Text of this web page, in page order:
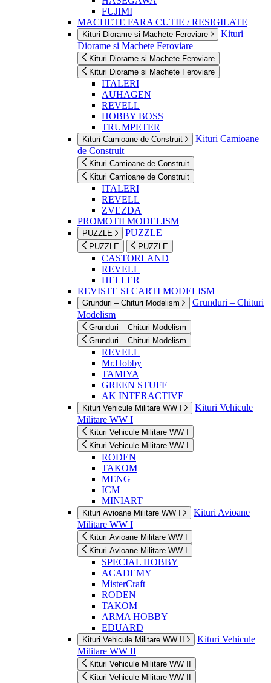
FUJIMI
MACHETE FARA CUTIE / RESIGILATE
Kituri Diorame si Machete Feroviare
Kituri
Diorame si Machete Feroviare
Kituri Diorame si Machete Feroviare
Kituri Diorame si Machete Feroviare
ITALERI
AUHAGEN
REVELL
HOBBY BOSS
TRUMPETER
Kituri Camioane de Construit
Kituri Camioane
de Construit
Kituri Camioane de Construit
Kituri Camioane de Construit
ITALERI
REVELL
ZVEZDA
PROMOTII MODELISM
PUZZLE PUZZLE
PUZZLE PUZZLE
CASTORLAND
REVELL
HELLER
REVISTE SI CARTI MODELISM
Grunduri – Chituri Modelism
Grunduri – Chituri
Modelism
Grunduri – Chituri Modelism
Grunduri – Chituri Modelism
REVELL
Mr.Hobby
TAMIYA
GREEN STUFF
AK INTERACTIVE
Kituri Vehicule Militare WW I
Kituri Vehicule
Militare WW I
Kituri Vehicule Militare WW I
Kituri Vehicule Militare WW I
RODEN
TAKOM
MENG
ICM
MINIART
Kituri Avioane Militare WW I
Kituri Avioane
Militare WW I
Kituri Avioane Militare WW I
Kituri Avioane Militare WW I
SPECIAL HOBBY
ACADEMY
MisterCraft
RODEN
TAKOM
ARMA HOBBY
EDUARD
Kituri Vehicule Militare WW II
Kituri Vehicule
Militare WW II
Kituri Vehicule Militare WW II
Kituri Vehicule Militare WW II